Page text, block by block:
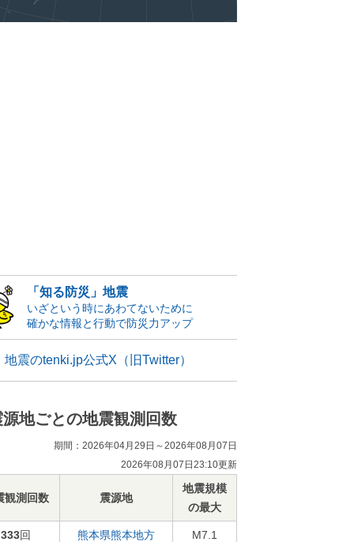
「知る防災」地震
いざという時にあわてないために
確かな情報と行動で防災力アップ
地震のtenki.jp公式X（旧Twitter）
源地ごとの地震観測回数
期間：2026年04月29日～2026年08月07日
2026年08月07日23:10更新
観測回数 震源地
地震規模
の最大
333回 熊本県熊本地方 M7.1